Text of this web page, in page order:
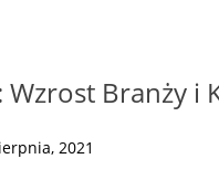
Wzrost Branży i
2021